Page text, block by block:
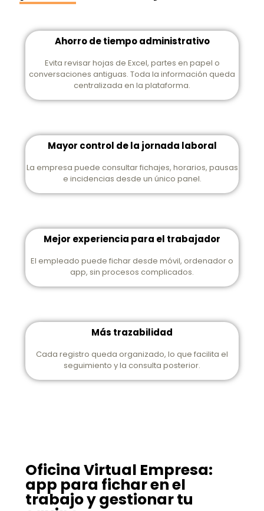
Ahorro de tiempo administrativo
Evita revisar hojas de Excel, partes en papel o
conversaciones antiguas. Toda la información queda
centralizada en la plataforma.
Mayor control de la jornada laboral
La empresa puede consultar fichajes, horarios, pausas
e incidencias desde un único panel.
Mejor experiencia para el trabajador
El empleado puede fichar desde móvil, ordenador o
app, sin procesos complicados.
Más trazabilidad
Cada registro queda organizado, lo que facilita el
seguimiento y la consulta posterior.
Oficina Virtual Empresa:
app para fichar en el
trabajo y gestionar tu